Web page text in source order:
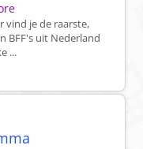
vind je de raarste,
BFF's uit Nederland
...